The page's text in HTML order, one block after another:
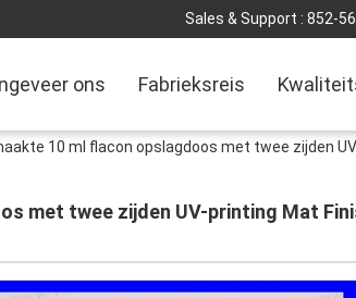
Sales & Support : 852-
ons Fabrieksreis
10 ml flacon opslagdoos met twee zijden
met twee zijden UV-printing Mat